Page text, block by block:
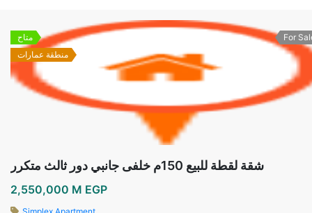
متاح
منطقة عمارات
For
شقة لقطة للبيع 150م خلفى جانبي دور ثالث متكرر
2,550,000 M EGP